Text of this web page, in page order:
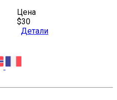
Цена
$30
Детали